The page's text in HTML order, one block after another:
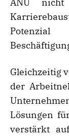
ANÜ
Gleichzeitig
der
Lösungen
verstärkt